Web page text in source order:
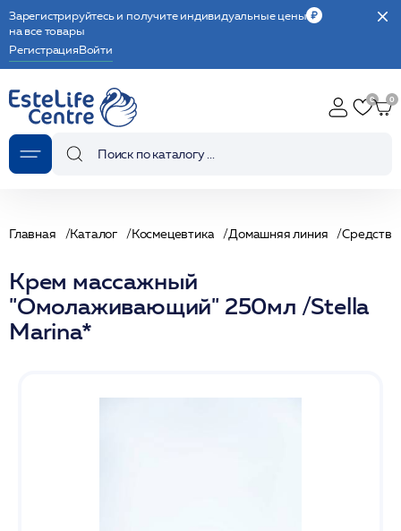
Зарегистрируйтесь и получите индивидуальные цены
на все товары
РегистрацияВойти
Главная Каталог Космецевтика Домашняя линия
Крем массажный
"Омолаживающий" 250мл /Stella
Marina*